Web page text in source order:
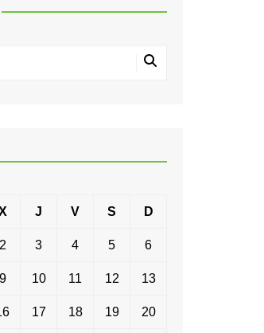
J V S D
2 3 4 5 6
9 10 11 12 13
17 18 19 20